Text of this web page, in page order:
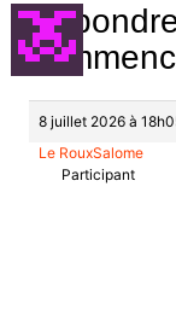
8 juillet 2026 à
Le RouxSalome
Participant